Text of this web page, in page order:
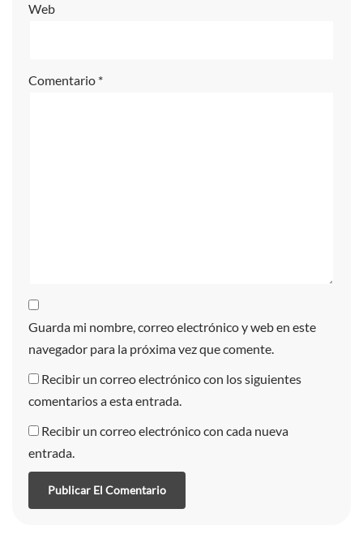
Web
Comentario *
Guarda mi nombre, correo electrónico y web en este
navegador para la próxima vez que comente.
Recibir un correo electrónico con los siguientes
comentarios a esta entrada.
Recibir un correo electrónico con cada nueva
entrada.